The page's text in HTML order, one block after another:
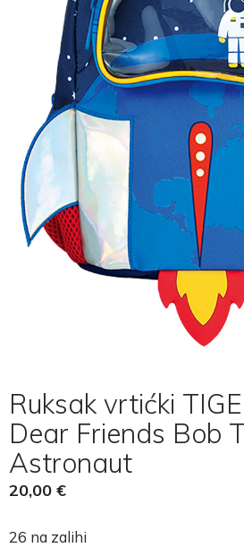
Ruksak vrtićki
Dear Friends Bob
Astronaut
20,00 €
26 na zalihi